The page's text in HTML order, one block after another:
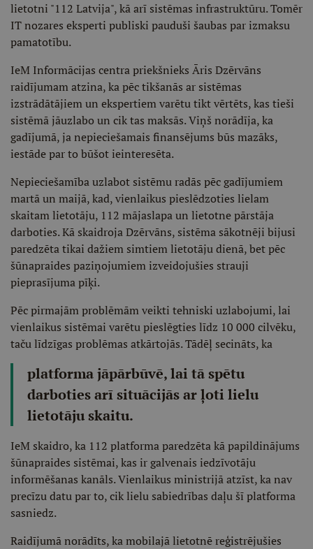
lietotni "112 Latvija", kā arī sistēmas infrastruktūru. Tomēr
IT nozares eksperti publiski pauduši šaubas par izmaksu
pamatotību.
IeM Informācijas centra priekšnieks Āris Dzērvāns
raidījumam atzina, ka pēc tikšanās ar sistēmas
izstrādātājiem un ekspertiem varētu tikt vērtēts, kas tieši
sistēmā jāuzlabo un cik tas maksās. Viņš norādīja, ka
gadījumā, ja nepieciešamais finansējums būs mazāks,
iestāde par to būšot ieinteresēta.
Nepieciešamība uzlabot sistēmu radās pēc gadījumiem
martā un maijā, kad, vienlaikus pieslēdzoties lielam
skaitam lietotāju, 112 mājaslapa un lietotne pārstāja
darboties. Kā skaidroja Dzērvāns, sistēma sākotnēji bijusi
paredzēta tikai dažiem simtiem lietotāju dienā, bet pēc
šūnapraides paziņojumiem izveidojušies strauji
pieprasījuma pīķi.
Pēc pirmajām problēmām veikti tehniski uzlabojumi, lai
vienlaikus sistēmai varētu pieslēgties līdz 10 000 cilvēku,
taču līdzīgas problēmas atkārtojās. Tādēļ secināts, ka
platforma jāpārbūvē, lai tā spētu
darboties arī situācijās ar ļoti lielu
lietotāju skaitu.
IeM skaidro, ka 112 platforma paredzēta kā papildinājums
šūnapraides sistēmai, kas ir galvenais iedzīvotāju
informēšanas kanāls. Vienlaikus ministrijā atzīst, ka nav
precīzu datu par to, cik lielu sabiedrības daļu šī platforma
sasniedz.
Raidījumā norādīts, ka mobilajā lietotnē reģistrējušies